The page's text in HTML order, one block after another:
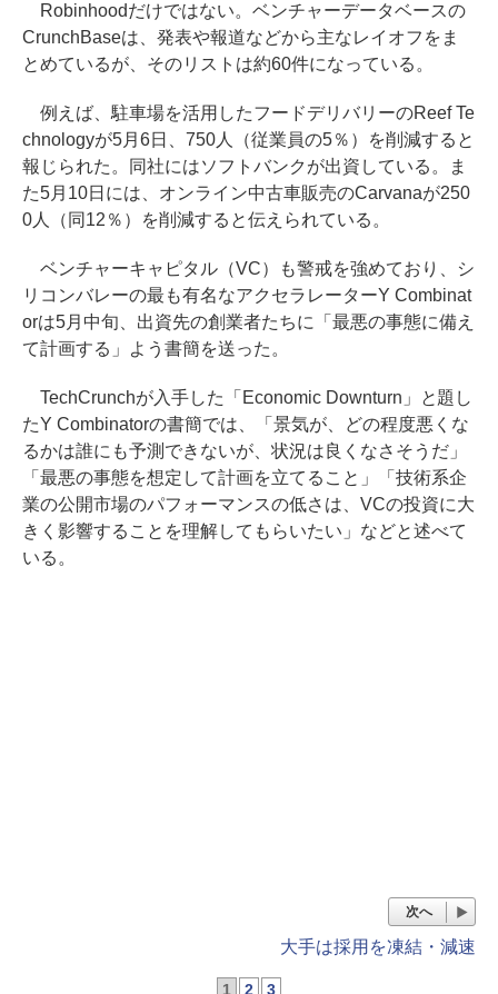
Robinhoodだけではない。ベンチャーデータベースの
CrunchBaseは、発表や報道などから主なレイオフをま
とめているが、そのリストは約60件になっている。
例えば、駐車場を活用したフードデリバリーのReef Te
chnologyが5月6日、750人（従業員の5％）を削減すると
報じられた。同社にはソフトバンクが出資している。ま
た5月10日には、オンライン中古車販売のCarvanaが250
0人（同12％）を削減すると伝えられている。
ベンチャーキャピタル（VC）も警戒を強めており、シ
リコンバレーの最も有名なアクセラレーターY Combinat
orは5月中旬、出資先の創業者たちに「最悪の事態に備え
て計画する」よう書簡を送った。
TechCrunchが入手した「Economic Downturn」と題し
たY Combinatorの書簡では、「景気が、どの程度悪くな
るかは誰にも予測できないが、状況は良くなさそうだ」
「最悪の事態を想定して計画を立てること」「技術系企
業の公開市場のパフォーマンスの低さは、VCの投資に大
きく影響することを理解してもらいたい」などと述べて
いる。
次へ
大手は採用を凍結・減速
1 2 3